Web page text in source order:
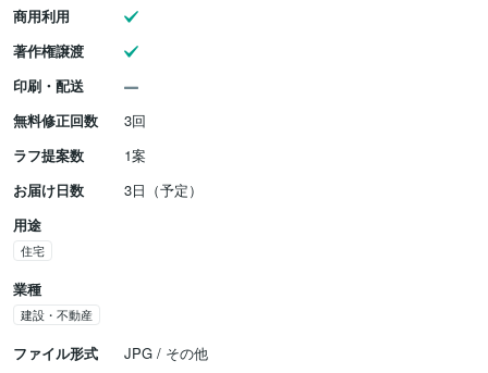
商用利用
著作権譲渡
印刷・配送
無料修正回数
3回
ラフ提案数
1案
お届け日数
3日（予定）
用途
住宅
業種
建設・不動産
ファイル形式 JPG / その他